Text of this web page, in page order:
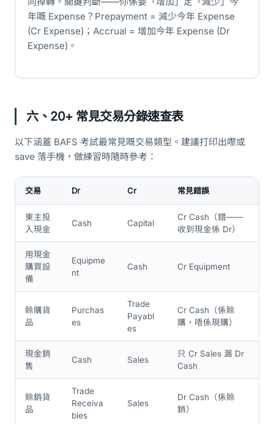
年嘅 Expense？Prepayment = 減少今年 Expense
(Cr Expense)；Accrual = 增加今年 Expense (Dr
Expense)。
六、20+ 常見交易分錄速查表
以下涵蓋 BAFS 考試最常見嘅交易類型。建議打印出嚟或
save 落手機，做練習時隨時參考：
交易 Dr Cr 常見錯誤
東主投
入現金
Cash Capital
Cr Cash（錯——
收到現金係 Dr）
用現金
購買設
備
Equipme
nt
Cash Cr Equipment
賒購貨
品
Purchas
es
Trade
Payabl
es
Cr Cash（係賒
購，唔係現購）
現金銷
售
Cash Sales
只 Cr Sales 漏 Dr
Cash
賒銷貨
品
Trade
Receiva
bles
Sales
Dr Cash（係賒
銷）